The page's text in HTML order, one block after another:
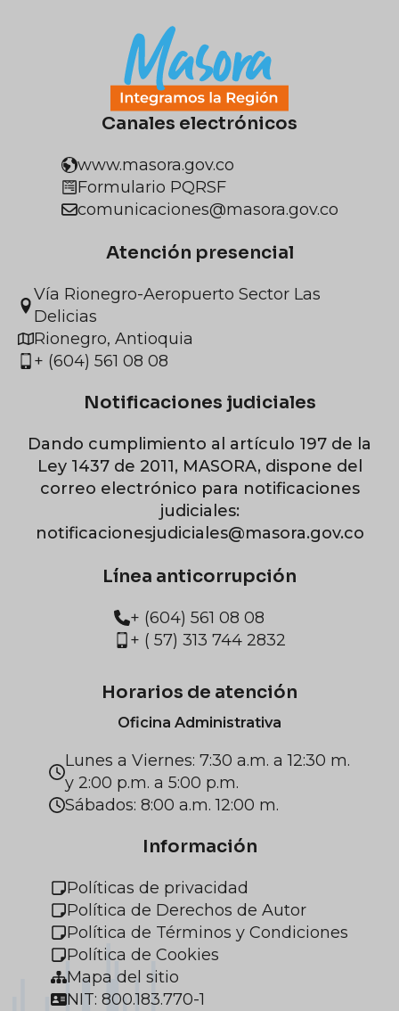
Canales electrónicos
www.masora.gov.co
Formulario PQRSF
comunicaciones@masora.gov.co
Atención presencial
Vía Rionegro-Aeropuerto Sector Las
Delicias
Rionegro, Antioquia
+ (604) 561 08 08
Notificaciones judiciales
Dando cumplimiento al artículo 197 de la
Ley 1437 de 2011, MASORA, dispone del
correo electrónico para notificaciones
judiciales:
notificacionesjudiciales@masora.gov.co
Línea anticorrupción
+ (604) 561 08 08
+ ( 57) 313 744 2832
Horarios de atención
Oficina Administrativa
Lunes a Viernes: 7:30 a.m. a 12:30 m.
y 2:00 p.m. a 5:00 p.m.
Sábados: 8:00 a.m. 12:00 m.
Información
Políticas de privacidad
Política de Derechos de Autor
Política de Términos y Condiciones
Política de Cookies
Mapa del sitio
NIT: 800.183.770-1